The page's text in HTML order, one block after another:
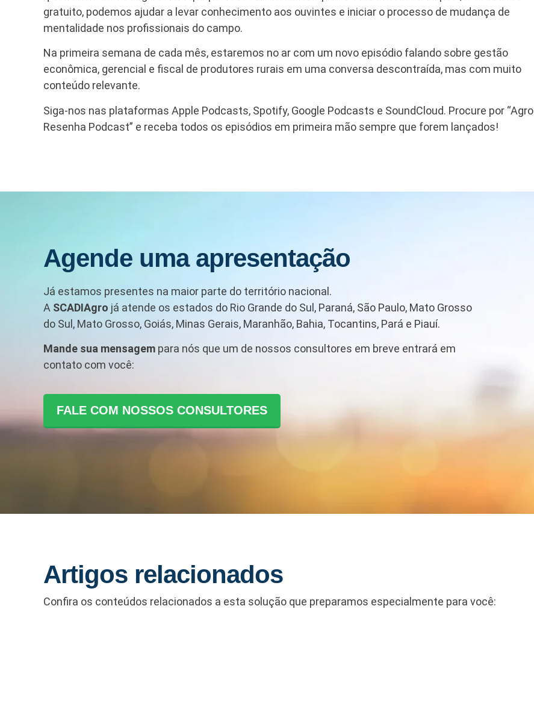
gratuito, podemos ajudar a levar conhecimento aos ouvintes e iniciar o processo de mudança de
mentalidade nos profissionais do campo.
Na primeira semana de cada mês, estaremos no ar com um novo episódio falando sobre gestão
econômica, gerencial e fiscal de produtores rurais em uma conversa descontraída, mas com muito
conteúdo relevante.
Siga-nos nas plataformas Apple Podcasts, Spotify, Google Podcasts e SoundCloud. Procure por “Agro
Resenha Podcast” e receba todos os episódios em primeira mão sempre que forem lançados!
Agende uma apresentação
Já estamos presentes na maior parte do território nacional.
A SCADIAgro já atende os estados do Rio Grande do Sul, Paraná, São Paulo, Mato Grosso
do Sul, Mato Grosso, Goiás, Minas Gerais, Maranhão, Bahia, Tocantins, Pará e Piauí.
Mande sua mensagem para nós que um de nossos consultores em breve entrará em
contato com você:
FALE COM NOSSOS CONSULTORES
Artigos relacionados
Confira os conteúdos relacionados a esta solução que preparamos especialmente para você: